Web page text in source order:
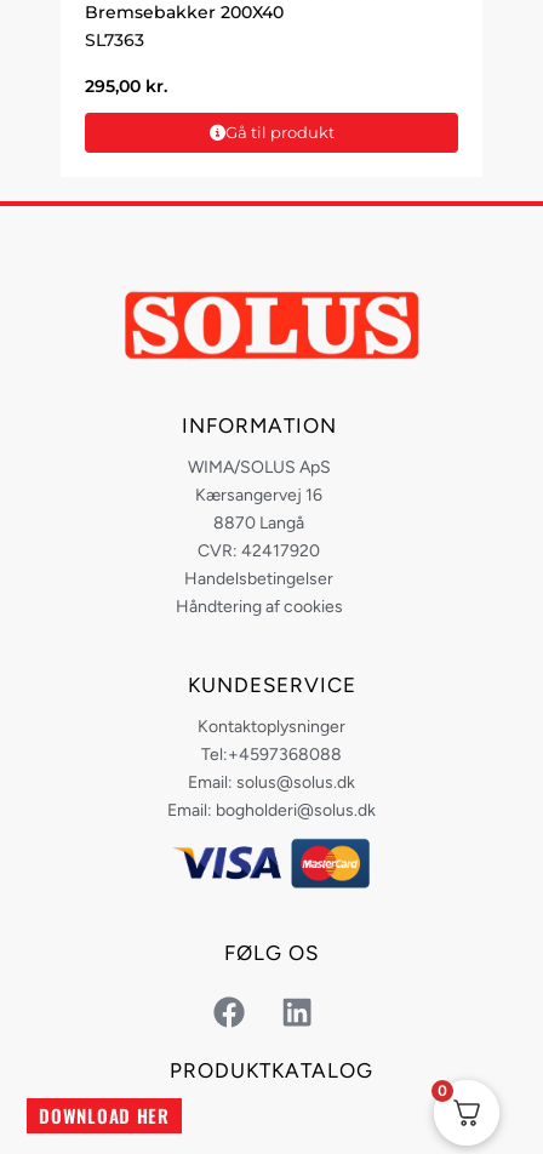
Bremsebakker 200X40
SL7363
295,00 kr.
Gå til produkt
INFORMATION
WIMA/SOLUS ApS
Kærsangervej 16
8870 Langå
CVR: 42417920
Handelsbetingelser
Håndtering af cookies
KUNDESERVICE
Kontaktoplysninger
Tel:+4597368088
Email: solus@solus.dk
Email: bogholderi@solus.dk
FØLG OS
F
a
c
e
L
i
n
k
PRODUKTKATALOG
DOWNLOAD HER
0